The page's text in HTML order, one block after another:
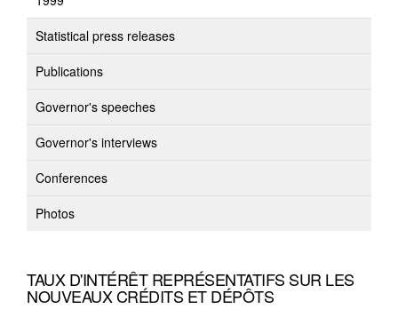
Statistical press releases
Publications
Governor's speeches
Governor's interviews
Conferences
Photos
TAUX D'INTÉRÊT REPRÉSENTATIFS SUR LES
NOUVEAUX CRÉDITS ET DÉPÔTS